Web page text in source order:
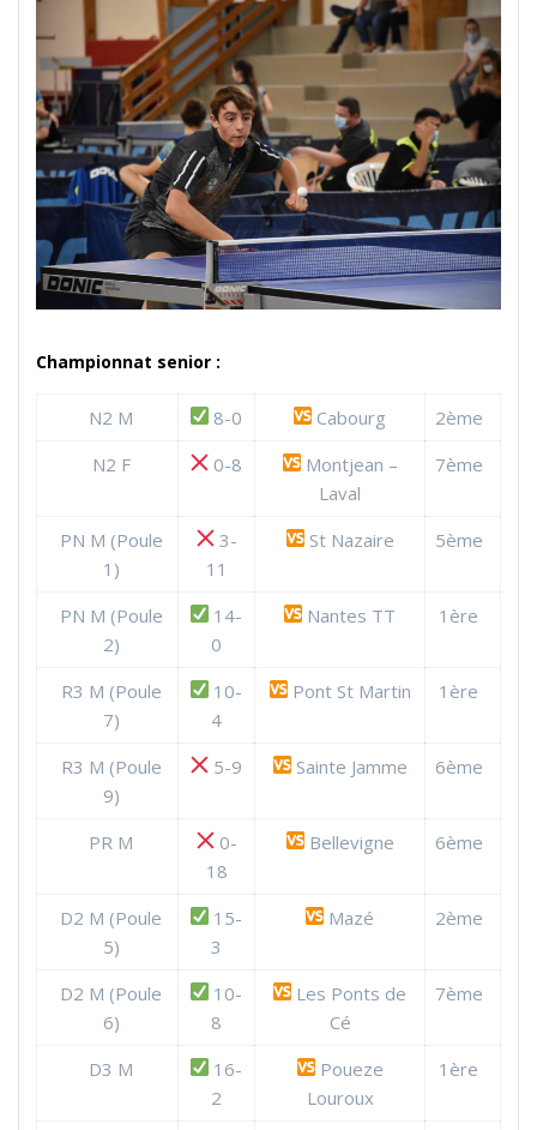
Championnat senior :
N2 M 8-0 Cabourg
2ème
N2 F
0-8
Montjean –
Laval
7ème
PN M (Poule
1)
3-
11
St Nazaire 5ème
PN M (Poule
2)
14-
0
Nantes TT 1ère
R3 M (Poule
7)
10-
4
Pont St Martin 1ère
R3 M (Poule
9)
5-9 Sainte Jamme 6ème
PR M
0-
18
Bellevigne 6ème
D2 M (Poule
5)
15-
3
Mazé 2ème
D2 M (Poule
6)
10-
8
Les Ponts de
Cé
7ème
D3 M
16-
2
Poueze
Louroux
1ère